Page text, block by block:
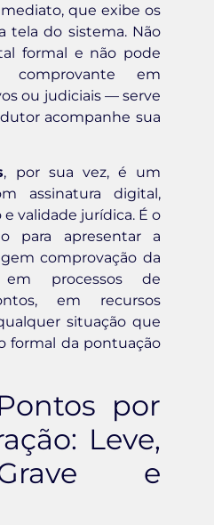
que exibe os
tela do sistema. Não
formal e não pode
em
ou judiciais — serve
acompanhe sua
, por sua vez, é um
assinatura digital,
validade jurídica. É o
para apresentar a
comprovação da
processos de
em recursos
situação que
formal da pontuação
por
Leve,
e